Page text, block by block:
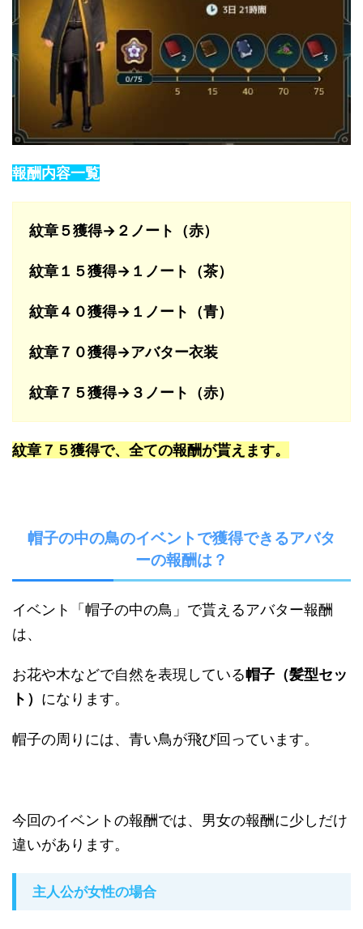
報酬内容一覧
紋章５獲得→２ノート（赤）
紋章１５獲得→１ノート（茶）
紋章４０獲得→１ノート（青）
紋章７０獲得→アバター衣装
紋章７５獲得→３ノート（赤）
紋章７５獲得で、全ての報酬が貰えます。
帽子の中の鳥のイベントで獲得できるアバタ
ーの報酬は？
イベント「帽子の中の鳥」で貰えるアバター報酬
は、
お花や木などで自然を表現している帽子（髪型セッ
ト） になります。
帽子の周りには、青い鳥が飛び回っています。
今回のイベントの報酬では、男女の報酬に少しだけ
違いがあります。
主人公が女性の場合